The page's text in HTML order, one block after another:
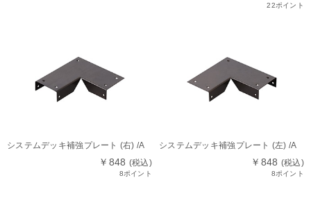
22ポイント
システムデッキ補強プレート (右) /A
￥848 (税込)
8ポイント
システムデッキ補強プレート (左) /A
￥848 (税込)
8ポイント